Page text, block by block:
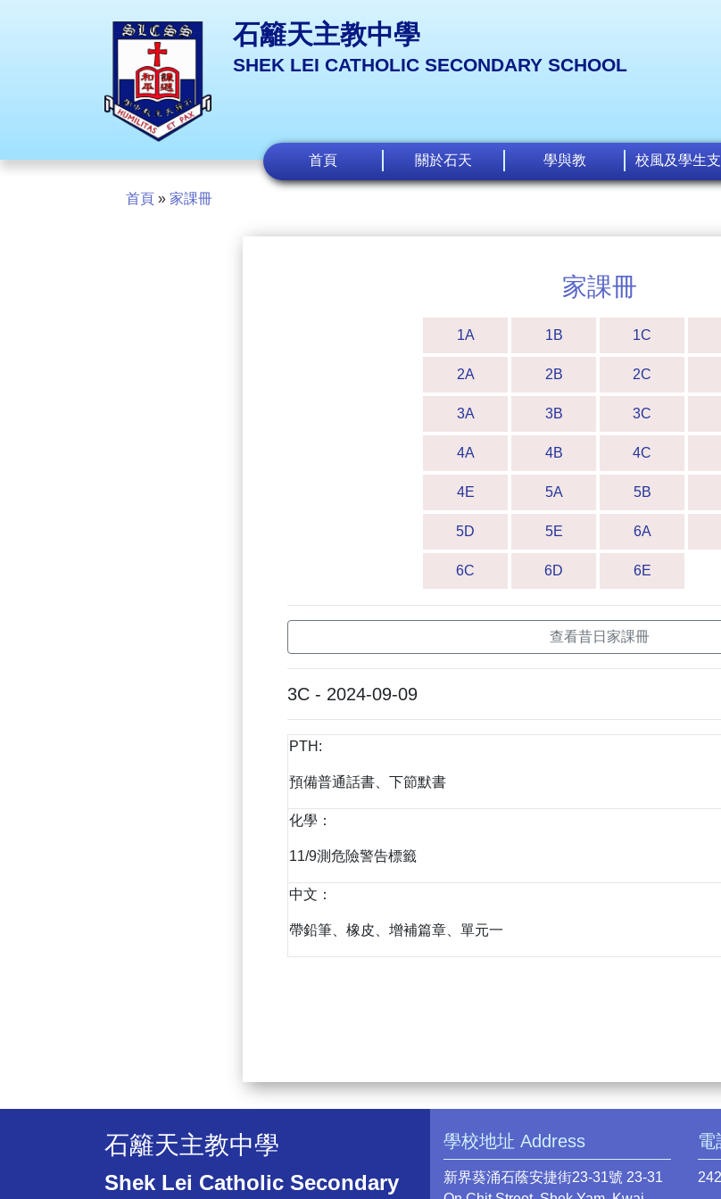
石籬天主教中學
SHEK LEI CATHOLIC SECONDARY SCHOOL
首頁 關於石天 學與教 校風及學生
首頁 » 家課冊
家課冊
1A 1B 1C
2A 2B 2C
3A 3B 3C
4A 4B 4C
4E 5A 5B
5D 5E 6A
6C 6D 6E
查看昔日家課冊
3C - 2024-09-09
PTH:
預備普通話書、下節默書
化學：
11/9測危險警告標籤
中文：
帶鉛筆、橡皮、增補篇章、單元一
石籬天主教中學
Shek Lei Catholic Secondary
學校地址 Address
新界葵涌石蔭安捷街23-31號 23-31
電